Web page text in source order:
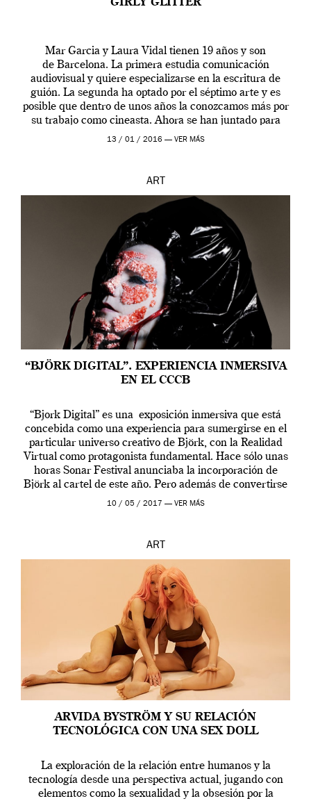
GIRLY GLITTER
Mar Garcia y Laura Vidal tienen 19 años y son
de Barcelona. La primera estudia comunicación
audiovisual y quiere especializarse en la escritura de
guión. La segunda ha optado por el séptimo arte y es
posible que dentro de unos años la conozcamos más por
su trabajo como cineasta. Ahora se han juntado para
contarnos una […]
13 / 01 / 2016 — VER MÁS
ART
“BJÖRK DIGITAL”. EXPERIENCIA INMERSIVA
EN EL CCCB
“Bjork Digital” es una exposición inmersiva que está
concebida como una experiencia para sumergirse en el
particular universo creativo de Björk, con la Realidad
Virtual como protagonista fundamental. Hace sólo unas
horas Sonar Festival anunciaba la incorporación de
Björk al cartel de este año. Pero además de convertirse
en una de las actuaciones más relevantes […]
10 / 05 / 2017 — VER MÁS
ART
ARVIDA BYSTRÖM Y SU RELACIÓN
TECNOLÓGICA CON UNA SEX DOLL
La exploración de la relación entre humanos y la
tecnología desde una perspectiva actual, jugando con
elementos como la sexualidad y la obsesión por la